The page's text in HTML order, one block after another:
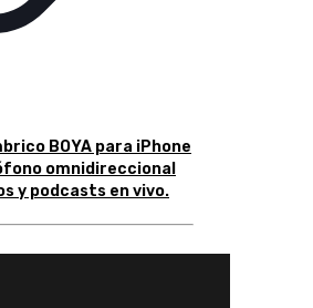
BOYA para iPhone
omnidireccional
y podcasts en vivo.